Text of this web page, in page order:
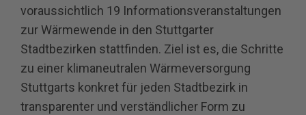
voraussichtlich 19 Informationsveranstaltungen
zur Wärmewende in den Stuttgarter
Stadtbezirken stattfinden. Ziel ist es, die Schritte
zu einer klimaneutralen Wärmeversorgung
Stuttgarts konkret für jeden Stadtbezirk in
transparenter und verständlicher Form zu